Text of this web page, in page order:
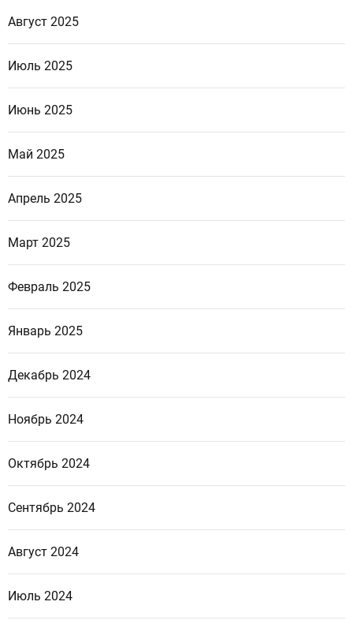
Август 2025
Июль 2025
Июнь 2025
Май 2025
Апрель 2025
Март 2025
Февраль 2025
Январь 2025
Декабрь 2024
Ноябрь 2024
Октябрь 2024
Сентябрь 2024
Август 2024
Июль 2024